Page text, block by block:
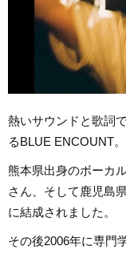
熱いサウンドと歌詞
るBLUE ENCOUNT。
熊本県出身のボーカ
さん、そして鹿児島
に結成されました。
その後2006年に専門